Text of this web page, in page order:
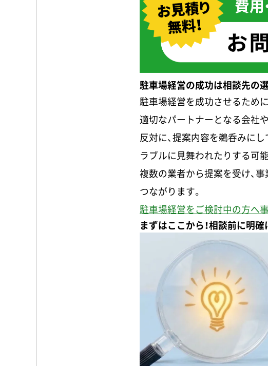
駐車場経営の成功は相談先の
駐車場経営を成功させるため
適切なパートナーとなる会社
反対に、提案内容を鵜呑みに
ラブルに見舞われたりする可
複数の業者から提案を受け、
つながります。
駐車場経営をご検討中の方へ
まずはここから！相談前に明